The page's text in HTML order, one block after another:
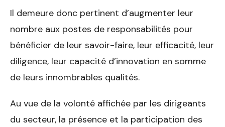
Il demeure donc pertinent d’augmenter leur
nombre aux postes de responsabilités pour
bénéficier de leur savoir-faire, leur efficacité, leur
diligence, leur capacité d’innovation en somme
de leurs innombrables qualités.
Au vue de la volonté affichée par les dirigeants
du secteur, la présence et la participation des